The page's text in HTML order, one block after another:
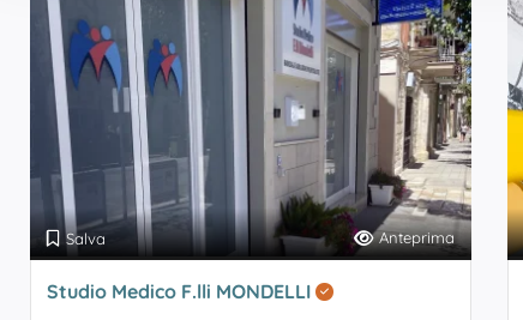
Salva Anteprima
Studio Medico F.lli MONDELLI